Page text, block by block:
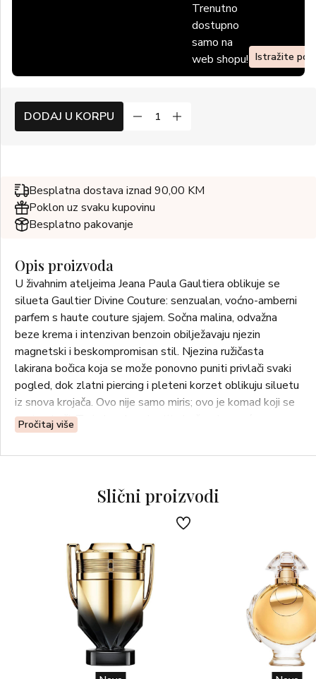
Trenutno
dostupno
samo na
web shopu! Istražite
DODAJ U KORPU
Besplatna dostava iznad 90,00 KM
Poklon uz svaku kupovinu
Besplatno pakovanje
Opis proizvoda
U živahnim ateljeima Jeana Paula Gaultiera oblikuje se
silueta Gaultier Divine Couture: senzualan, voćno-amberni
parfem s haute couture sjajem. Sočna malina, odvažna
beze krema i intenzivan benzoin obilježavaju njezin
magnetski i beskompromisan stil. Njezina ružičasta
lakirana bočica koja se može ponovno puniti privlači svaki
pogled, dok zlatni piercing i pleteni korzet oblikuju siluetu
iz snova krojača. Ovo nije samo miris; ovo je komad koji se
nosi na koži. To je korak u vlastitu božansku moć.
Pročitaj više
Slični proizvodi